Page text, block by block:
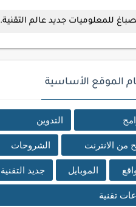
للمعلوميات جديد عالم التقنية.
الموقع الأساسية
التدوين
من الانترنت الشروحات
الموبايل جديد التقنية
تقنية